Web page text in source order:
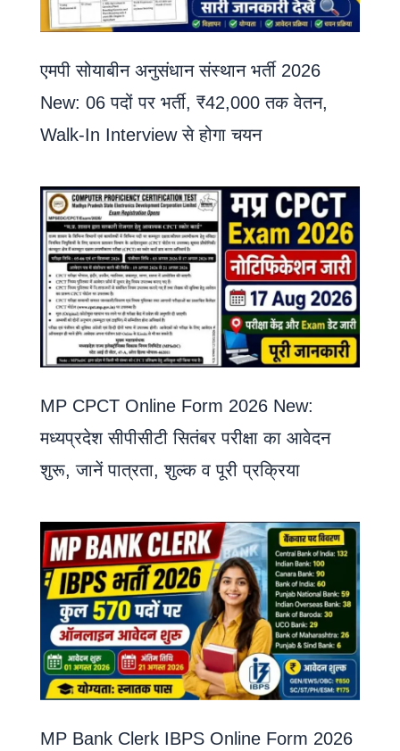
एमपी सोयाबीन अनुसंधान संस्थान भर्ती 2026
New: 06 पदों पर भर्ती, ₹42,000 तक वेतन,
Walk-In Interview से होगा चयन
MP CPCT Online Form 2026 New:
मध्यप्रदेश सीपीसीटी सितंबर परीक्षा का आवेदन
शुरू, जानें पात्रता, शुल्क व पूरी प्रक्रिया
MP Bank Clerk IBPS Online Form 2026